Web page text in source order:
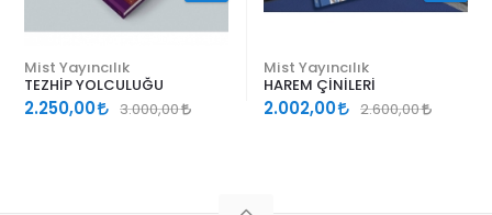
Mist Yayıncılık
TEZHİP YOLCULUĞU
2.250,00 3.000,00
Mist Yayıncılık
HAREM ÇİNİLERİ
2.002,00 2.600,00